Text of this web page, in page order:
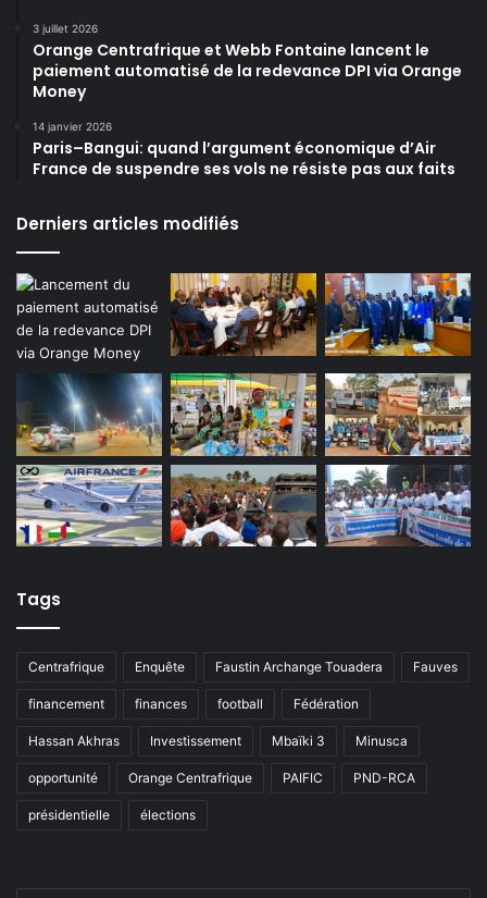
3 juillet 2026
Orange Centrafrique et Webb Fontaine lancent le
paiement automatisé de la redevance DPI via Orange
Money
14 janvier 2026
Paris–Bangui: quand l’argument économique d’Air
France de suspendre ses vols ne résiste pas aux faits
Derniers articles modifiés
Tags
Centrafrique Enquête Faustin Archange Touadera Fauves
financement finances football Fédération
Hassan Akhras Investissement Mbaïki 3 Minusca
opportunité Orange Centrafrique PAIFIC PND-RCA
présidentielle élections